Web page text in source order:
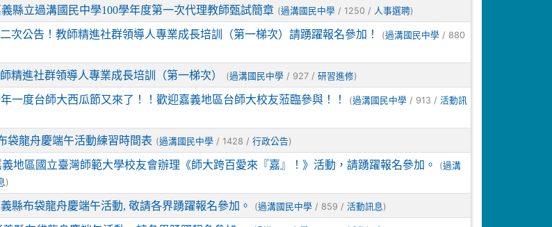
義縣立過溝國民中學100學年度第一次代理教師甄試簡章 (過溝國民中學 / 1250 / 人事選聘)
次公告！教師精進社群領導人專業成長培訓（第一梯次）請踴躍報名參加！ (過溝國民中學 / 880
精進社群領導人專業成長培訓（第一梯次） (過溝國民中學 / 927 / 研習進修)
一度台師大西瓜節又來了！！歡迎嘉義地區台師大校友蒞臨參與！！ (過溝國民中學 / 913 / 活動訊
袋龍舟慶端午活動練習時間表 (過溝國民中學 / 1428 /行政公告)
義地區國立臺灣師範大學校友會辦理《師大跨百愛來『嘉』！》活動，請踴躍報名參加。 (過溝
)
縣布袋龍舟慶端午活動, 敬請各界踴躍報名參加。 (過溝國民中學 / 859 / 活動訊息 )